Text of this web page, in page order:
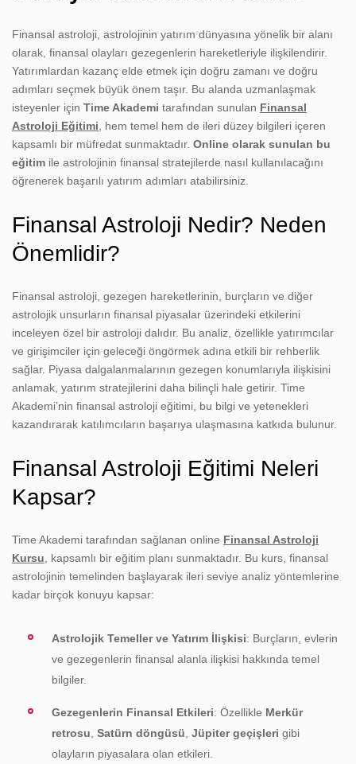
Finansal astroloji, astrolojinin yatırım dünyasına yönelik bir alanı
olarak, finansal olayları gezegenlerin hareketleriyle ilişkilendirir.
Yatırımlardan kazanç elde etmek için doğru zamanı ve doğru
adımları seçmek büyük önem taşır. Bu alanda uzmanlaşmak
isteyenler için Time Akademi tarafından sunulan Finansal
Astroloji Eğitimi , hem temel hem de ileri düzey bilgileri içeren
kapsamlı bir müfredat sunmaktadır. Online olarak sunulan bu
eğitim ile astrolojinin finansal stratejilerde nasıl kullanılacağını
öğrenerek başarılı yatırım adımları atabilirsiniz.
Finansal Astroloji Nedir? Neden
Önemlidir?
Finansal astroloji, gezegen hareketlerinin, burçların ve diğer
astrolojik unsurların finansal piyasalar üzerindeki etkilerini
inceleyen özel bir astroloji dalıdır. Bu analiz, özellikle yatırımcılar
ve girişimciler için geleceği öngörmek adına etkili bir rehberlik
sağlar. Piyasa dalgalanmalarının gezegen konumlarıyla ilişkisini
anlamak, yatırım stratejilerini daha bilinçli hale getirir. Time
Akademi’nin finansal astroloji eğitimi, bu bilgi ve yetenekleri
kazandırarak katılımcıların başarıya ulaşmasına katkıda bulunur.
Finansal Astroloji Eğitimi Neleri
Kapsar?
Time Akademi tarafından sağlanan online Finansal Astroloji
Kursu , kapsamlı bir eğitim planı sunmaktadır. Bu kurs, finansal
astrolojinin temelinden başlayarak ileri seviye analiz yöntemlerine
kadar birçok konuyu kapsar:
Astrolojik Temeller ve Yatırım İlişkisi: Burçların, evlerin
ve gezegenlerin finansal alanla ilişkisi hakkında temel
bilgiler.
Gezegenlerin Finansal Etkileri: Özellikle Merkür
retrosu Satürn döngüsü Jüpiter geçişleri gibi
olayların piyasalara olan etkileri.